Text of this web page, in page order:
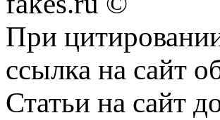
При
ссылка на сайт
Статьи на сайт